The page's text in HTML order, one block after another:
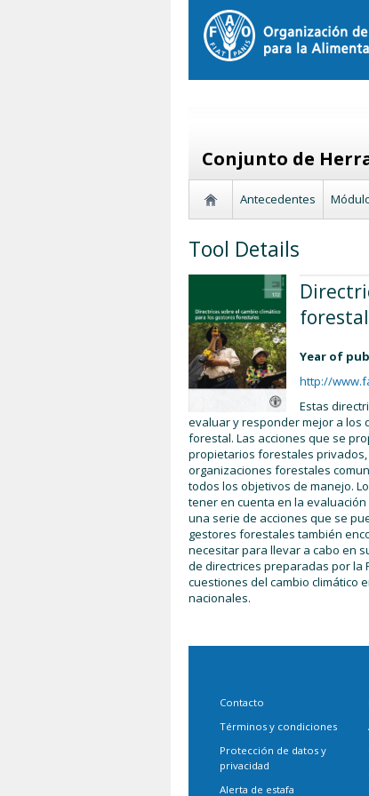
Conjunto de
Antecedentes
Tool Details
Year of
http://
Estas
evaluar y responder mejor a los
forestal. Las acciones que se
propietarios forestales
organizaciones forestales
todos los objetivos de manejo.
tener en cuenta en la
una serie de acciones que se
gestores forestales también
necesitar para llevar a cabo en
de directrices preparadas por la
cuestiones del cambio climático
nacionales.
Contacto
Términos y condiciones
Protección de datos y
privacidad
Alerta de estafa